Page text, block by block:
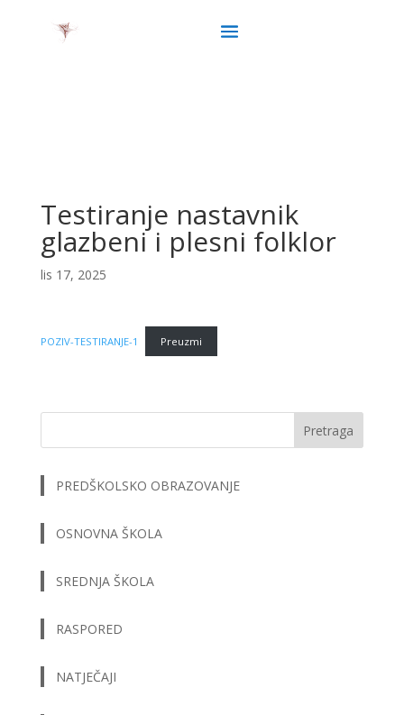
Testiranje nastavnik
glazbeni i plesni folklor
lis 17, 2025
POZIV-TESTIRANJE-1 Preuzmi
Pretraga
PREDŠKOLSKO OBRAZOVANJE
OSNOVNA ŠKOLA
SREDNJA ŠKOLA
RASPORED
NATJEČAJI